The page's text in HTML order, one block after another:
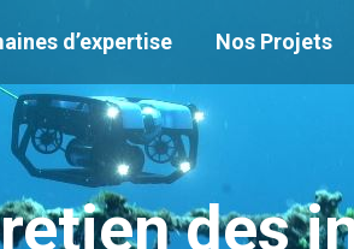
d’expertise Nos Projets
des